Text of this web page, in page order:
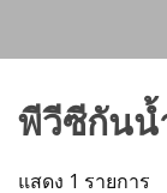
พีวีซีกันน้
แสดง 1 รายการ